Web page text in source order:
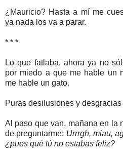
¿Mauricio? Hasta a mí me
ya nada los va a parar.
* * *
Lo que fatlaba, ahora ya no
por miedo a que me hable un
me hable un gato.
Puras desilusiones y desgracias
Al paso que van, mañana en la
de preguntarme: Urrrgh, miau,
¿pues qué tú no estabas feliz?